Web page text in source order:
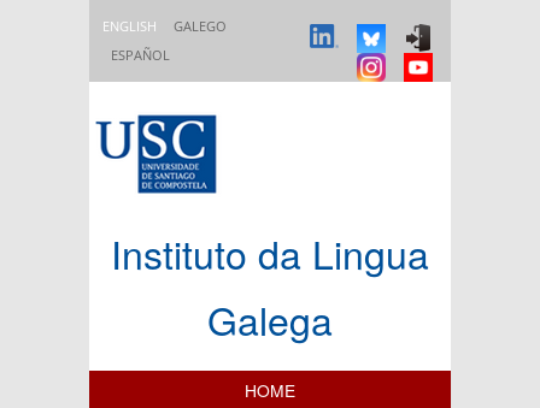
ENGLISH
GALEGO
ESPAÑOL
Instituto da Lingua
Galega
Content Index
HOME